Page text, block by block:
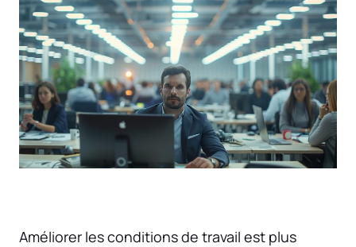
Améliorer les conditions de travail est plus